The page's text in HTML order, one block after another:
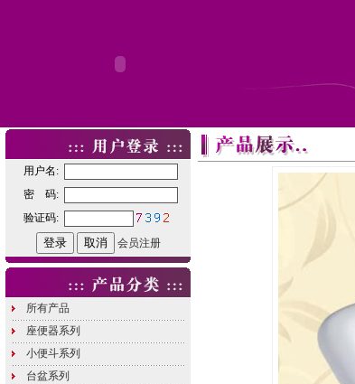
用户名:
密 码:
验证码:
会员注册
所有产品
座便器系列
小便斗系列
台盆系列